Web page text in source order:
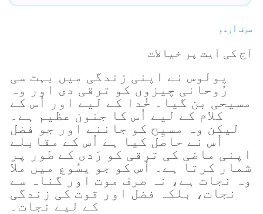
صرف اُردو
آج کی آیت پر خیالات
پولوس نے اپنی زندگی میں بہت سی
رُوحانی چیزوں کو ترقی دی اور وہ
مسیحی بن گیا۔ خُدا کے لیے اور اُس کے
کلام کے لیے اُس کا جنون عظیم ہے۔
لیکن وہ مسیِح کو جاننے اور جو فضل
اُس نے حاصل کیا ہے اُس کے مقابلے
اپنی ماضی کی ترقی کو رَدی کے طور پر
شمار کرتا ہے۔ اُس کو جو یسُوع میں ملا
وہ نجات ہے، نہ صرف موت اور گناہ سے
نجات، بلکہ فضل اور قوت کی زندگی
کے لیے نجات۔